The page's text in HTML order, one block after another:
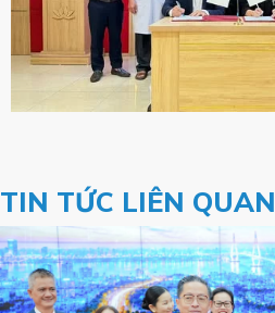
TIN TỨC LIÊN QUAN